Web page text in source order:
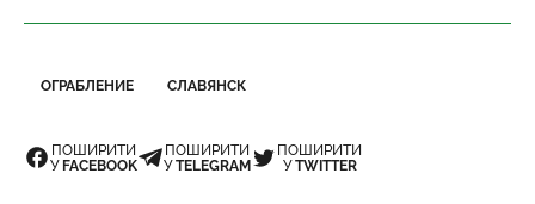
ОГРАБЛЕНИЕ СЛАВЯНСК
ПОШИРИТИ
УFACEBOOK
ПОШИРИТИ
УTELEGRAM
ПОШИРИТИ
УTWITTER